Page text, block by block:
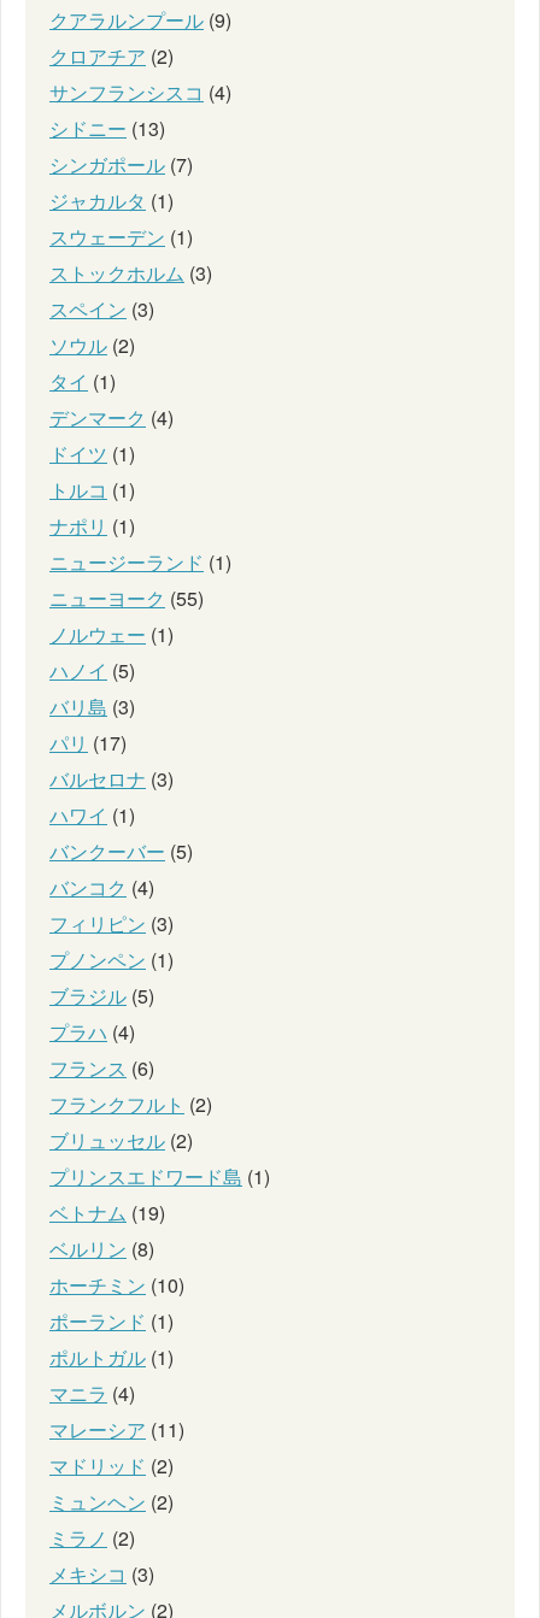
クアラルンプール (9)
クロアチア (2)
サンフランシスコ (4)
シドニー (13)
シンガポール (7)
ジャカルタ (1)
スウェーデン (1)
ストックホルム (3)
スペイン (3)
ソウル (2)
タイ (1)
デンマーク (4)
ドイツ (1)
トルコ (1)
ナポリ (1)
ニュージーランド (1)
ニューヨーク (55)
ノルウェー (1)
ハノイ (5)
バリ島 (3)
パリ (17)
バルセロナ (3)
ハワイ (1)
バンクーバー (5)
バンコク (4)
フィリピン (3)
プノンペン (1)
ブラジル (5)
プラハ (4)
フランス (6)
フランクフルト (2)
ブリュッセル (2)
プリンスエドワード島 (1)
ベトナム (19)
ベルリン (8)
ホーチミン (10)
ポーランド (1)
ポルトガル (1)
マニラ (4)
マレーシア (11)
マドリッド (2)
ミュンヘン (2)
ミラノ (2)
メキシコ (3)
メルボルン (2)